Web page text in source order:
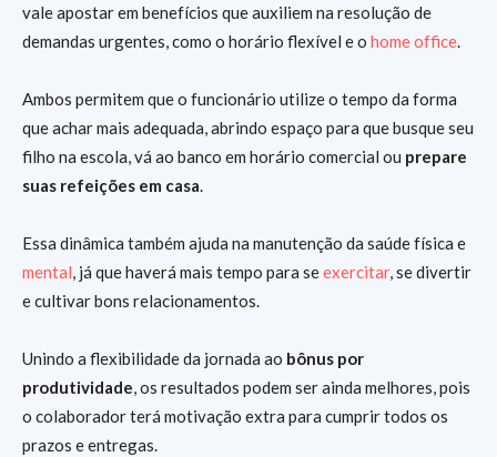
vale apostar em benefícios que auxiliem na resolução de
demandas urgentes, como o horário flexível e o home office.
Ambos permitem que o funcionário utilize o tempo da forma
que achar mais adequada, abrindo espaço para que busque seu
filho na escola, vá ao banco em horário comercial ou prepare
suas refeições em casa.
Essa dinâmica também ajuda na manutenção da saúde física e
mental, já que haverá mais tempo para seexercitar, se divertir
e cultivar bons relacionamentos.
Unindo a flexibilidade da jornada ao bônus por
produtividade, os resultados podem ser ainda melhores, pois
o colaborador terá motivação extra para cumprir todos os
prazos e entregas.